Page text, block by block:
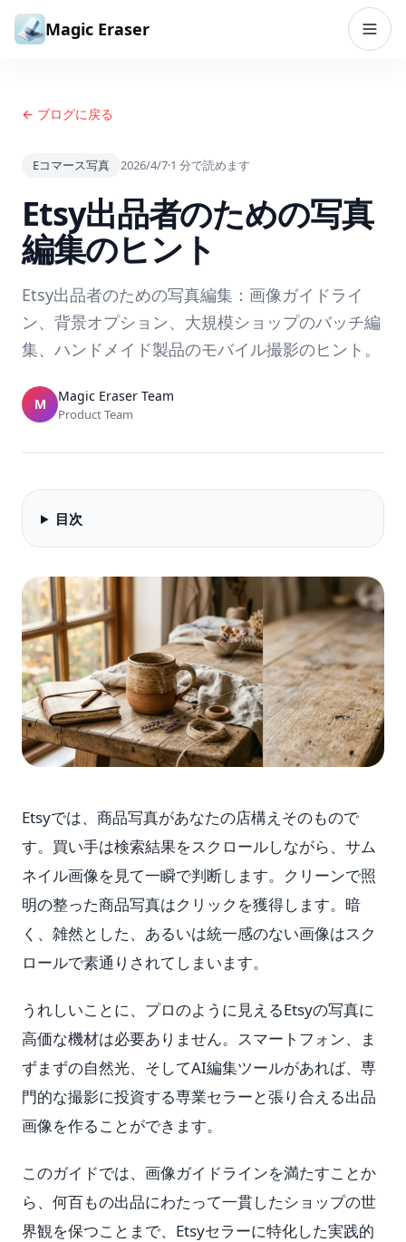
コンテンツへスキップ
Magic Eraser
← ブログに戻る
Eコマース写真 2026/4/7·1 分で読めます
Etsy出品者のための写真
編集のヒント
Etsy出品者のための写真編集：画像ガイドライ
ン、背景オプション、大規模ショップのバッチ編
集、ハンドメイド製品のモバイル撮影のヒント。
M Magic Eraser Team
Product Team
目次
Etsyでは、商品写真があなたの店構えそのもので
す。買い手は検索結果をスクロールしながら、サム
ネイル画像を見て一瞬で判断します。クリーンで照
明の整った商品写真はクリックを獲得します。暗
く、雑然とした、あるいは統一感のない画像はスク
ロールで素通りされてしまいます。
うれしいことに、プロのように見えるEtsyの写真に
高価な機材は必要ありません。スマートフォン、ま
ずまずの自然光、そしてAI編集ツールがあれば、専
門的な撮影に投資する専業セラーと張り合える出品
画像を作ることができます。
このガイドでは、画像ガイドラインを満たすことか
ら、何百もの出品にわたって一貫したショップの世
界観を保つことまで、Etsyセラーに特化した実践的